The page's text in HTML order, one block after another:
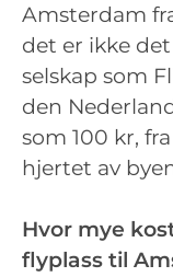
Amsterdam
det er ikke
selskap som
den
som 100 kr,
hjertet av
Hvor mye
flyplass til